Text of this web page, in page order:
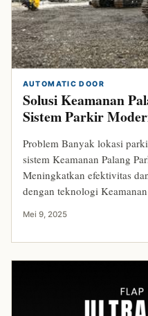
AUTOMATIC DOOR
Solusi Keamanan
Sistem Parkir
Problem Banyak lokasi
sistem Keamanan Palang
Meningkatkan efektivitas
dengan teknologi
Mei 9, 2025